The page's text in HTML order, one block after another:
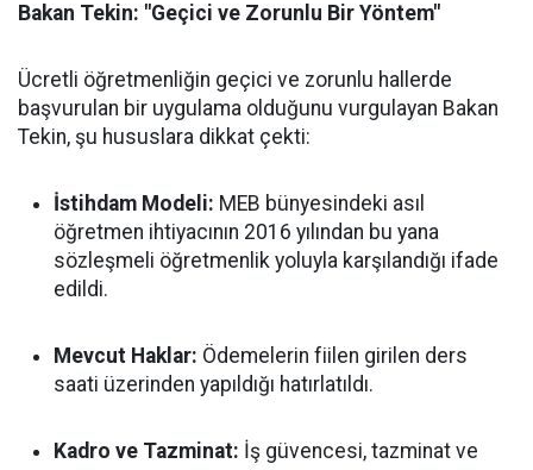
Bakan Tekin: "Geçici ve Zorunlu Bir Yöntem"
Ücretli öğretmenliğin geçici ve zorunlu hallerde
başvurulan bir uygulama olduğunu vurgulayan Bakan
Tekin, şu hususlara dikkat çekti:
İstihdam Modeli: MEB bünyesindeki asıl
öğretmen ihtiyacının 2016 yılından bu yana
sözleşmeli öğretmenlik yoluyla karşılandığı ifade
edildi.
Mevcut Haklar: Ödemelerin fiilen girilen ders
saati üzerinden yapıldığı hatırlatıldı.
Kadro ve Tazminat: İş güvencesi, tazminat ve